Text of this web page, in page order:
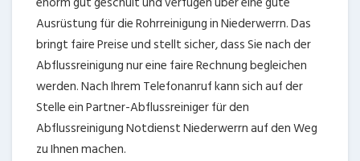
Ausrüstung für die Rohrreinigung in Niederwerrn. Das
bringt faire Preise und stellt sicher, dass Sie nach der
Abflussreinigung nur eine faire Rechnung begleichen
werden. Nach Ihrem Telefonanruf kann sich auf der
Stelle ein Partner-Abflussreiniger für den
Abflussreinigung Notdienst Niederwerrn auf den Weg
zu Ihnen machen.